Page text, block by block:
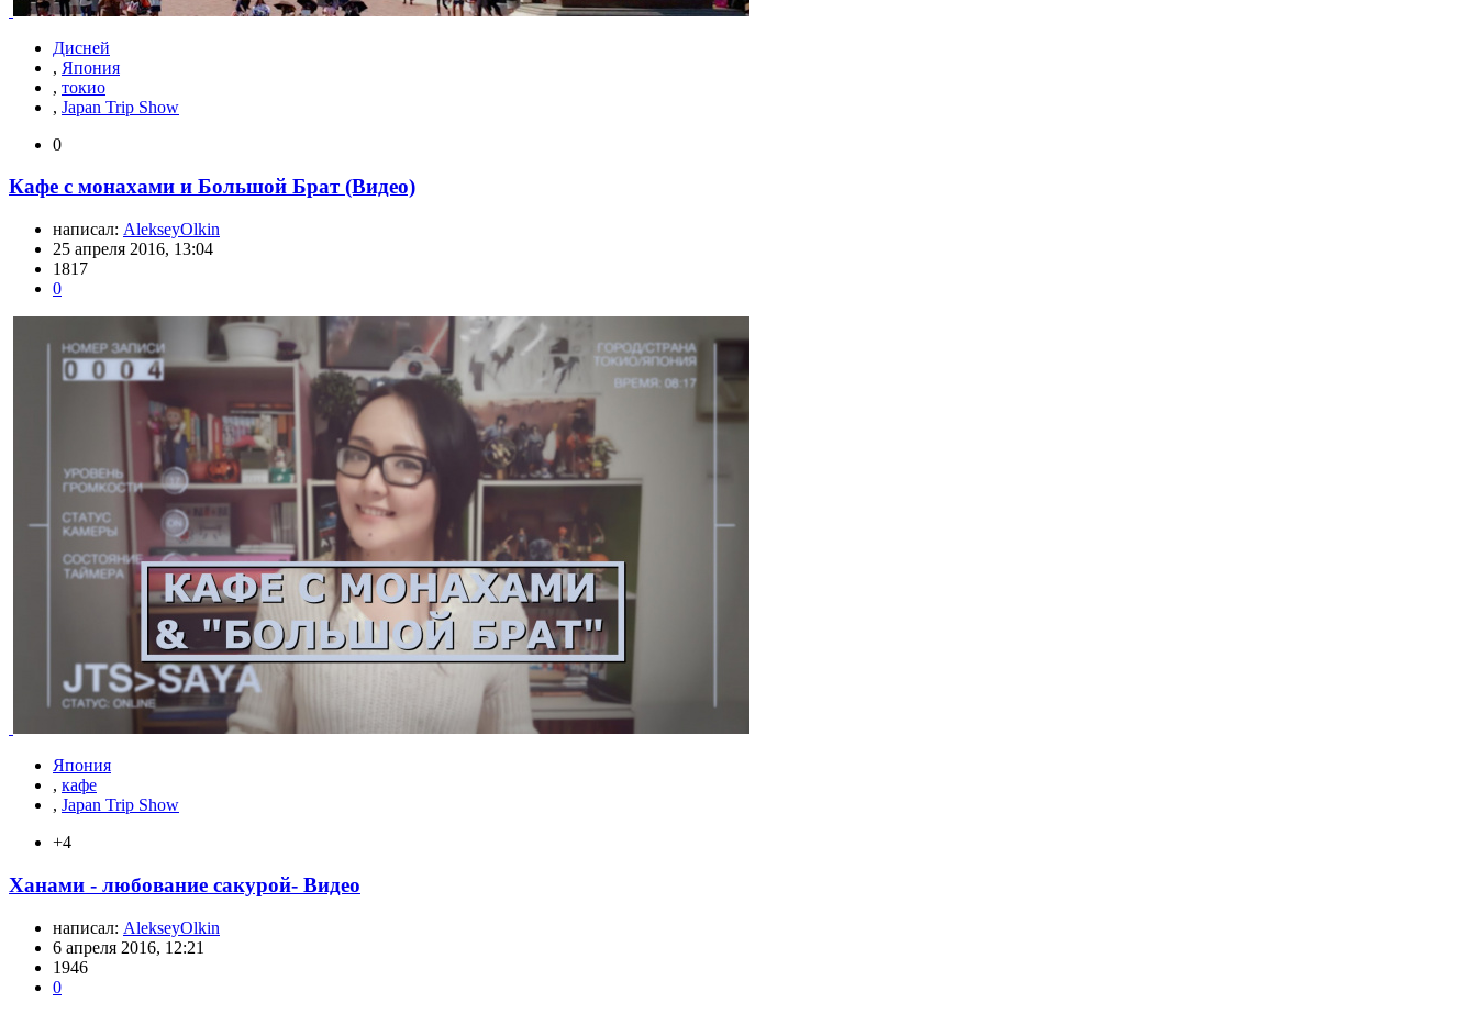
Дисней
, Япония
, токио
, Japan Trip Show
0
Кафе с монахами и Большой Брат (Видео)
написал: AlekseyOlkin
25 апреля 2016, 13:04
1817
0
Япония
, кафе
, Japan Trip Show
+4
Ханами - любование сакурой- Видео
написал: AlekseyOlkin
6 апреля 2016, 12:21
1946
0